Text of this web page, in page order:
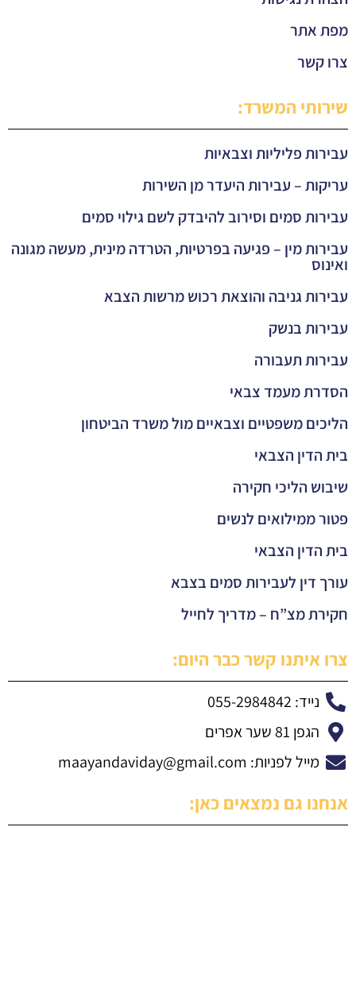
מפת אתר
צרו קשר
שירותי המשרד:
עבירות פליליות וצבאיות
עריקות – עבירות היעדר מן השירות
עבירות סמים וסירוב להיבדק לשם גילוי סמים
עבירות מין – פגיעה בפרטיות, הטרדה מינית, מעשה מגונה
ואינוס
עבירות גניבה והוצאת רכוש מרשות הצבא
עבירות בנשק
עבירות תעבורה
הסדרת מעמד צבאי
הליכים משפטיים וצבאיים מול משרד הביטחון
בית הדין הצבאי
שיבוש הליכי חקירה
פטור ממילואים לנשים
בית הדין הצבאי
עורך דין לעבירות סמים בצבא
חקירת מצ”ח – מדריך לחייל
צרו איתנו קשר כבר היום:
נייד: 055-2984842
הגפן 81 שער אפרים
מייל לפניות: maayandaviday@gmail.com
אנחנו גם נמצאים כאן: